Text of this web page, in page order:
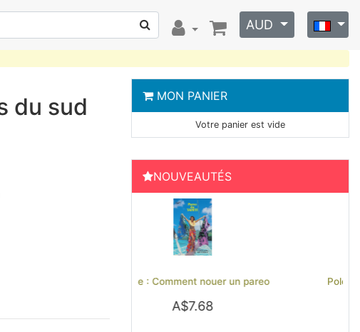
AUD
du sud MON PANIER
Votre panier est vide
NOUVEAUTÉS
Polo brodé Hinano Tahiti - Noir
Previous Next